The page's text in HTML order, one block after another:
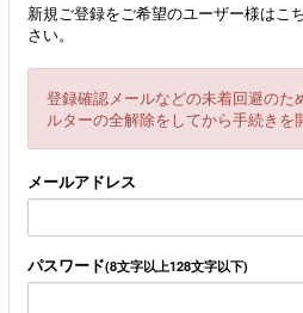
新規ご登録をご希望のユーザー様はこ
さい。
登録確認メールなどの未着回避のた
ルターの全解除をしてから手続きを
メールアドレス
パスワード(8文字以上128文字以下)